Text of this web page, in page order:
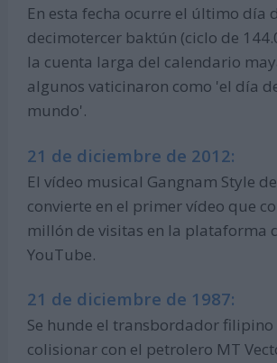
En esta fecha ocurre el último día
decimotercer baktún (ciclo de
la cuenta larga del calendario
algunos vaticinaron como 'el día
mundo'.
21 de diciembre de 2012:
El vídeo musical Gangnam Style de
convierte en el primer vídeo que
millón de visitas en la plataforma
YouTube.
21 de diciembre de 1987:
Se hunde el transbordador filipino
colisionar con el petrolero MT